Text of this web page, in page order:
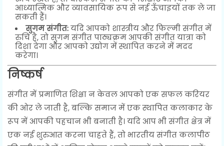
आध्यात्मिक और व्यावसायिक रूप से नई ऊँचाइयों तक ले जा
सकती हैं।
सुगम संगीत:यदि आपको शास्त्रीय और फिल्मी संगीत में
रुचि है, तो सुगम संगीत पाठ्यक्रम आपकी संगीत यात्रा को
दिशा देगा और आपको उद्योग में स्थापित करने में मदद
करेगा।
निष्कर्ष
संगीत में प्रमाणित शिक्षा न केवल आपको एक सफल करियर
की ओर ले जाती है, बल्कि समाज में एक स्थापित कलाकार के
रूप में आपकी पहचान भी बनाती है। यदि आप भी संगीत क्षेत्र में
एक नई शुरुआत करना चाहते हैं, तो भारतीय संगीत कलापीठ